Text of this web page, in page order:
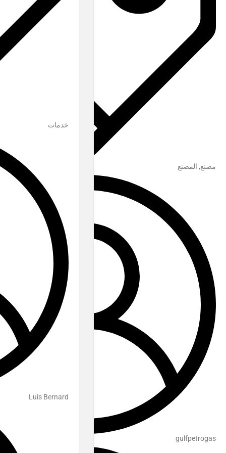
مصنع, المصنع
gulfpetrogas
خدمات
Luis Bernard